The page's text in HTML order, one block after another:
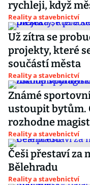
rychleji, když
Reality a stavebnictví
Už zítra se
projekty, které
součástí města
Reality a stavebnictví
Známé
ustoupit bytům.
rozhodne
Reality a stavebnictví
Češi přestaví za
Bělehradu
Reality a stavebnictví